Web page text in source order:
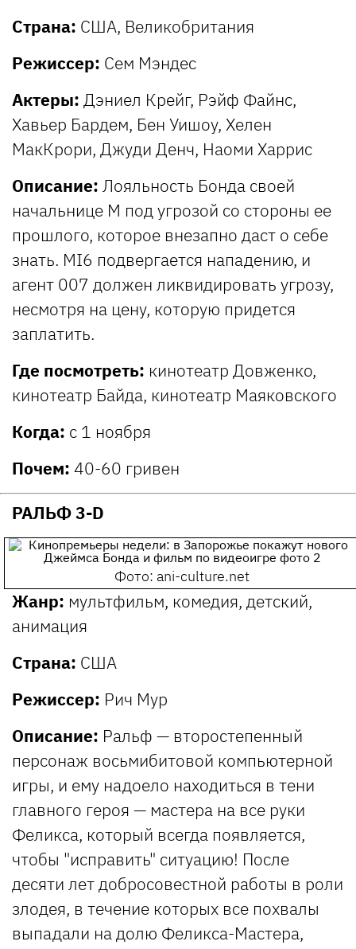
Страна: США, Великобритания
Режиссер: Сем Мэндес
Актеры: Дэниел Крейг, Рэйф Файнс,
Хавьер Бардем, Бен Уишоу, Хелен
МакКрори, Джуди Денч, Наоми Харрис
Описание: Лояльность Бонда своей
начальнице М под угрозой со стороны ее
прошлого, которое внезапно даст о себе
знать. MI6 подвергается нападению, и
агент 007 должен ликвидировать угрозу,
несмотря на цену, которую придется
заплатить.
Где посмотреть: кинотеатр Довженко,
кинотеатр Байда, кинотеатр Маяковского
Когда: с 1 ноября
Почем: 40-60 гривен
РАЛЬФ 3-D
Фото: ani-culture.net
Жанр: мультфильм, комедия, детский,
анимация
Страна: США
Режиссер: Рич Мур
Описание: Ральф — второстепенный
персонаж восьмибитовой компьютерной
игры, и ему надоело находиться в тени
главного героя — мастера на все руки
Феликса, который всегда появляется,
чтобы "исправить" ситуацию! После
десяти лет добросовестной работы в роли
злодея, в течение которых все похвалы
выпадали на долю Феликса-Мастера,